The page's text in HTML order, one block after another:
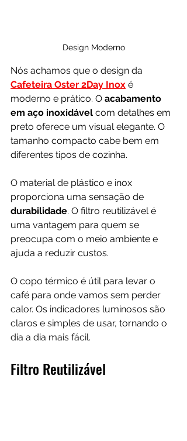
Design Moderno
Nós achamos que o design da
Cafeteira Oster 2Day Inox é
moderno e prático. O acabamento
em aço inoxidável com detalhes em
preto oferece um visual elegante. O
tamanho compacto cabe bem em
diferentes tipos de cozinha.
O material de plástico e inox
proporciona uma sensação de
durabilidade. O filtro reutilizável é
uma vantagem para quem se
preocupa com o meio ambiente e
ajuda a reduzir custos.
O copo térmico é útil para levar o
café para onde vamos sem perder
calor. Os indicadores luminosos são
claros e simples de usar, tornando o
dia a dia mais fácil.
Filtro Reutilizável